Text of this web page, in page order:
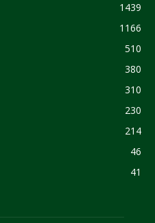
1439
1166
510
380
310
230
214
46
41